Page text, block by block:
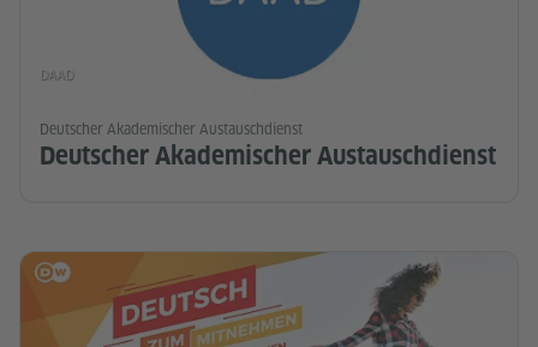
Deutscher Akademischer Austauschdienst
Deutscher Akademischer Austauschdienst
DAAD